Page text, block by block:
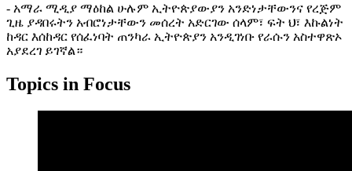
- አማራ ሚዲያ ማዕከል ሁሉም ኢትዮጵያውያን አንድነታቸውንና የረጅም
ጊዜ ያዳበሩትን አብሮነታቸውን መሰረት አድርገው ሰላም፣ ፍት ህ፣ እኩልነት
ከዳር እሰከዳር የሰፈነባት ጠንካራ ኢትዮጵያን አንዲገነቡ የራሱን አስተዋጽኦ
አያደረገ ይገኛል።
Topics in Focus